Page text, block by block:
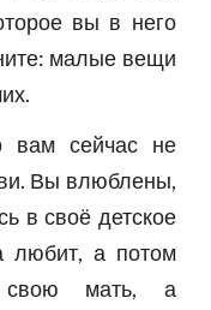
вы в него
малые вещи
вам сейчас не
Вы влюблены,
в своё детское
любит, а потом
свою мать, а